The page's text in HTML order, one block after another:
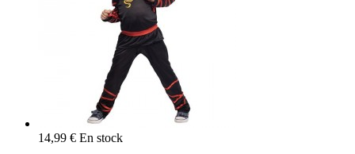
14,99 € En stock